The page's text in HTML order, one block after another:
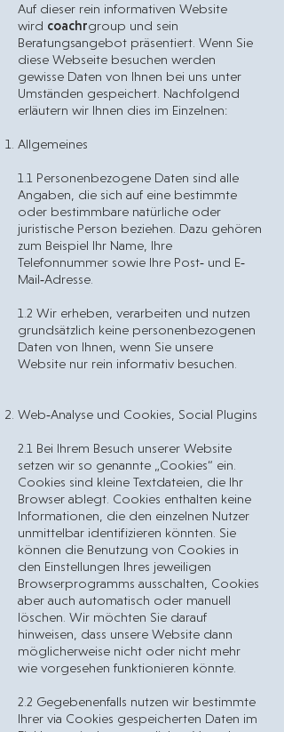
Auf dieser rein informativen Website
wird coachrgroup und sein
Beratungsangebot präsentiert. Wenn Sie
diese Webseite besuchen werden
gewisse Daten von Ihnen bei uns unter
Umständen gespeichert. Nachfolgend
erläutern wir Ihnen dies im Einzelnen:
Allgemeines
1.1 Personenbezogene Daten sind alle
Angaben, die sich auf eine bestimmte
oder bestimmbare natürliche oder
juristische Person beziehen. Dazu gehören
zum Beispiel Ihr Name, Ihre
Telefonnummer sowie Ihre Post‐ und E‐
Mail‐Adresse.
1.2 Wir erheben, verarbeiten und nutzen
grundsätzlich keine personenbezogenen
Daten von Ihnen, wenn Sie unsere
Website nur rein informativ besuchen.
Web‐Analyse und Cookies, Social Plugins
2.1 Bei Ihrem Besuch unserer Website
setzen wir so genannte „Cookies“ ein.
Cookies sind kleine Textdateien, die Ihr
Browser ablegt. Cookies enthalten keine
Informationen, die den einzelnen Nutzer
unmittelbar identifizieren könnten. Sie
können die Benutzung von Cookies in
den Einstellungen Ihres jeweiligen
Browserprogramms ausschalten, Cookies
aber auch automatisch oder manuell
löschen. Wir möchten Sie darauf
hinweisen, dass unsere Website dann
möglicherweise nicht oder nicht mehr
wie vorgesehen funktionieren könnte.
2.2 Gegebenenfalls nutzen wir bestimmte
Ihrer via Cookies gespeicherten Daten im